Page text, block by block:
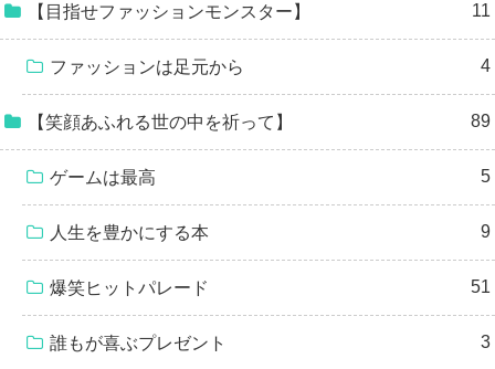
【目指せファッションモンスター】 11
ファッションは足元から 4
【笑顔あふれる世の中を祈って】 89
ゲームは最高 5
人生を豊かにする本 9
爆笑ヒットパレード 51
誰もが喜ぶプレゼント 3